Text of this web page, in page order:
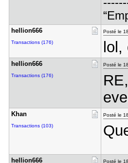
hellion666
Transactions (176)
Posté le
hellion666
Transactions (176)
Posté le
Khan
Transactions (103)
Posté le
hellion666 Posté le